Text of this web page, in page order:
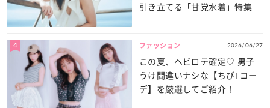
引き立てる「甘党水着」特集
4 ファッション 2026/06/27
この夏、ヘビロテ確定♡ 男子
うけ間違いナシな【ちびTコー
デ】を厳選してご紹介！